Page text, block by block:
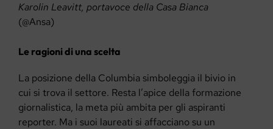
Karolin Leavitt, portavoce della Casa Bianca
(@Ansa)
Le ragioni di una scelta
La posizione della Columbia simboleggia il bivio in
cui si trova il settore. Resta l’apice della formazione
giornalistica, la meta più ambita per gli aspiranti
reporter. Ma i suoi laureati si affacciano su un